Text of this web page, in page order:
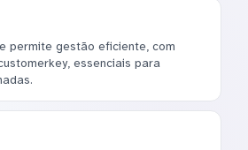
permite gestão eficiente, com
essenciais para